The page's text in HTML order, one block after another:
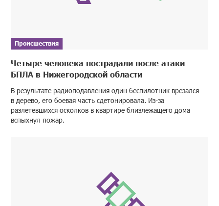
Происшествия
Четыре человека пострадали после атаки
БПЛА в Нижегородской области
В результате радиоподавления один беспилотник врезался
в дерево, его боевая часть сдетонировала. Из-за
разлетевшихся осколков в квартире близлежащего дома
вспыхнул пожар.